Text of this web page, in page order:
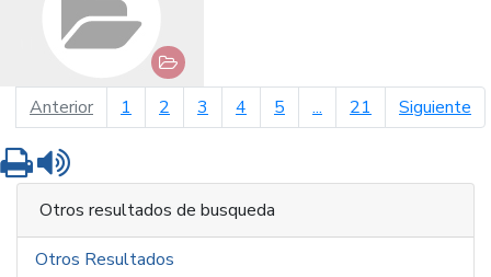
Anteriorpágina anterior
1 2 3 4 5 ... 21 Siguiente
Imprimir
Otros resultados de busqueda
Otros Resultados